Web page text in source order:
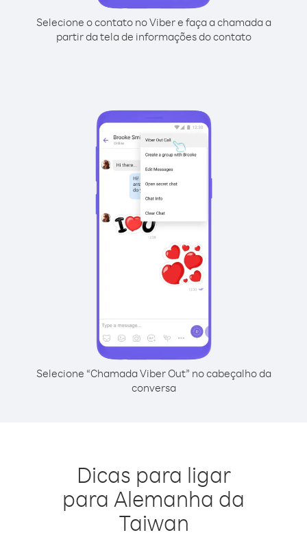
Selecione o contato no Viber e faça a chamada a
partir da tela de informações do contato
Selecione “Chamada Viber Out” no cabeçalho da
conversa
Dicas para ligar
para Alemanha da
Taiwan